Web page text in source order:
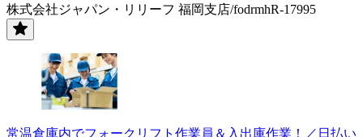
株式会社ジャパン・リリーフ 福岡支店/fodrmhR-17995
常温倉庫内でフォークリフト作業員＆入出庫作業！／日払い